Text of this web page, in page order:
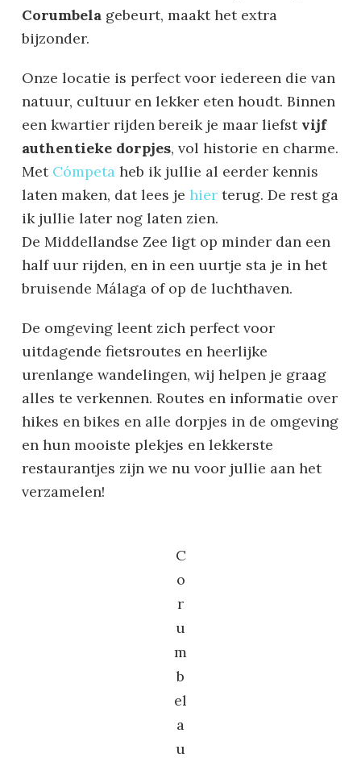
Corumbela gebeurt, maakt het extra
bijzonder.
Onze locatie is perfect voor iedereen die van
natuur, cultuur en lekker eten houdt. Binnen
een kwartier rijden bereik je maar liefst vijf
authentieke dorpjes, vol historie en charme.
Met Cómpeta heb ik jullie al eerder kennis
laten maken, dat lees je hier terug. De rest ga
ik jullie later nog laten zien.
De Middellandse Zee ligt op minder dan een
half uur rijden, en in een uurtje sta je in het
bruisende Málaga of op de luchthaven.
De omgeving leent zich perfect voor
uitdagende fietsroutes en heerlijke
urenlange wandelingen, wij helpen je graag
alles te verkennen. Routes en informatie over
hikes en bikes en alle dorpjes in de omgeving
en hun mooiste plekjes en lekkerste
restaurantjes zijn we nu voor jullie aan het
verzamelen!
C
o
r
u
m
b
el
a
u